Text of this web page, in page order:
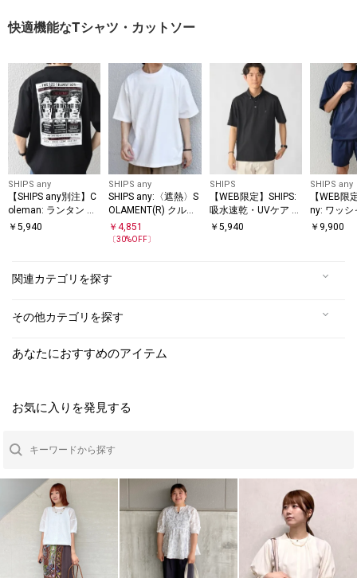
快適機能なTシャツ・カットソー
SHIPS any
【SHIPS any別注】C
oleman: ランタン プ
リント ロゴ 刺繍 Tシ
￥ 5,940
SHIPS any
SHIPS any:〈遮熱〉S
OLAMENT(R) クルー
ネック リラックス T
シャツ◇
￥4,851
〔30%OFF〕
SHIPS
【WEB限定】SHIPS:
吸水速乾・UVケア Dr
ymix（R）ワンポイ
￥ 5,940
SHIPS any
【WEB限
ny: ワッシ
ン スピン
￥ 9,900
関連カテゴリを探す
その他カテゴリを探す
あなたにおすすめのアイテム
お気に入りを発見する